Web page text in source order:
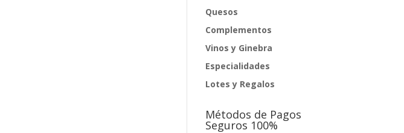
Quesos
Complementos
Vinos y Ginebra
Especialidades
Lotes y Regalos
Métodos de Pagos
Seguros 100%